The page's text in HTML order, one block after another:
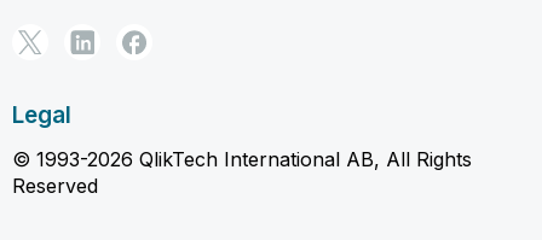
Legal
© 1993-2026 QlikTech International AB, All Rights
Reserved